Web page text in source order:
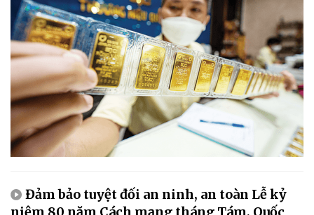
Đảm bảo tuyệt đối an ninh, an toàn Lễ kỷ